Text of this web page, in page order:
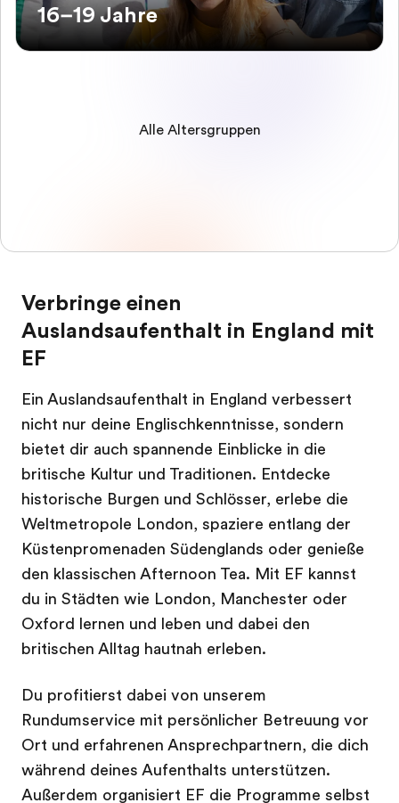
16–19 Jahre
Alle Altersgruppen
Verbringe einen
Auslandsaufenthalt in England mit
EF
Ein Auslandsaufenthalt in England verbessert
nicht nur deine Englischkenntnisse, sondern
bietet dir auch spannende Einblicke in die
britische Kultur und Traditionen. Entdecke
historische Burgen und Schlösser, erlebe die
Weltmetropole London, spaziere entlang der
Küstenpromenaden Südenglands oder genieße
den klassischen Afternoon Tea. Mit EF kannst
du in Städten wie London, Manchester oder
Oxford lernen und leben und dabei den
britischen Alltag hautnah erleben.
Du profitierst dabei von unserem
Rundumservice mit persönlicher Betreuung vor
Ort und erfahrenen Ansprechpartnern, die dich
während deines Aufenthalts unterstützen.
Außerdem organisiert EF die Programme selbst